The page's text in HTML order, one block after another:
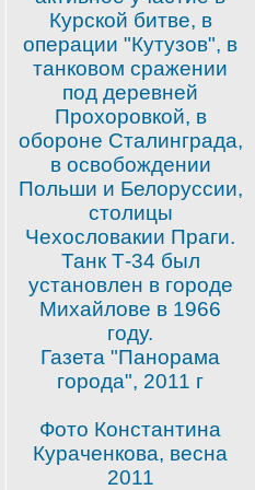
Курской битве, в
операции "Кутузов", в
танковом сражении
под деревней
Прохоровкой, в
обороне Сталинграда,
в освобождении
Польши и Белоруссии,
столицы
Чехословакии Праги.
Танк Т-34 был
установлен в городе
Михайлове в 1966
году.
Газета "Панорама
города", 2011 г
Фото Константина
Кураченкова, весна
2011